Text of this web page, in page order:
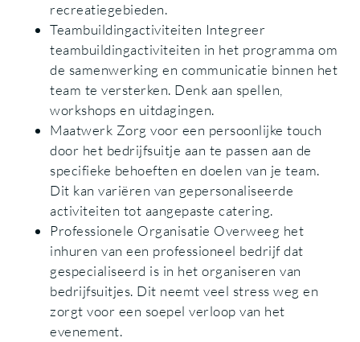
recreatiegebieden.
Teambuildingactiviteiten Integreer
teambuildingactiviteiten in het programma om
de samenwerking en communicatie binnen het
team te versterken. Denk aan spellen,
workshops en uitdagingen.
Maatwerk Zorg voor een persoonlijke touch
door het bedrijfsuitje aan te passen aan de
specifieke behoeften en doelen van je team.
Dit kan variëren van gepersonaliseerde
activiteiten tot aangepaste catering.
Professionele Organisatie Overweeg het
inhuren van een professioneel bedrijf dat
gespecialiseerd is in het organiseren van
bedrijfsuitjes. Dit neemt veel stress weg en
zorgt voor een soepel verloop van het
evenement.